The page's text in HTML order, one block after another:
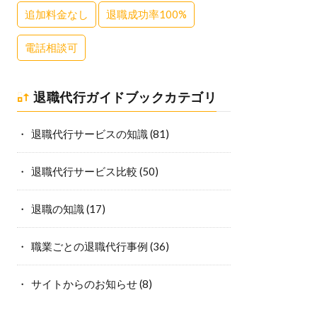
追加料金なし 退職成功率100%
電話相談可
退職代行ガイドブックカテゴリ
退職代行サービスの知識(81)
退職代行サービス比較 (50)
退職の知識(17)
職業ごとの退職代行事例 (36)
サイトからのお知らせ(8)